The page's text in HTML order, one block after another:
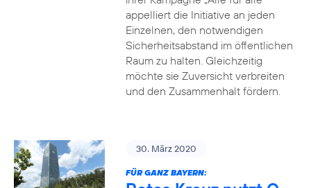
appelliert die Initiative an jeden
Einzelnen, den notwendigen
Sicherheitsabstand im öffentlichen
Raum zu halten. Gleichzeitig
möchte sie Zuversicht verbreiten
und den Zusammenhalt fördern.
30. März 2020
FÜR GANZ BAYERN: